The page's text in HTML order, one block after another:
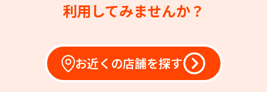
利用してみませんか？
お近くの店舗を探す